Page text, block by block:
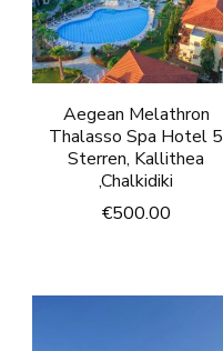
Aegean Melathron
Thalasso Spa Hotel 5
Sterren, Kallithea
,Chalkidiki
€500.00